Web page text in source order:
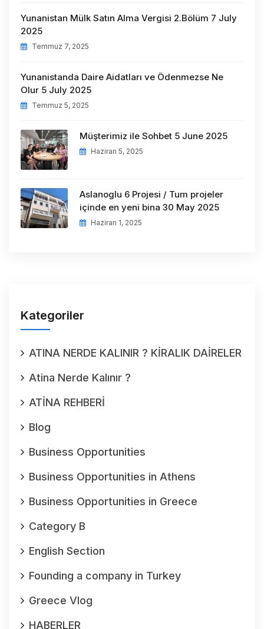
Yunanistan Mülk Satın Alma Vergisi 2.Bölüm 7 July
2025
Temmuz 7, 2025
Yunanistanda Daire Aidatları ve Ödenmezse Ne
Olur 5 July 2025
Temmuz 5, 2025
Müşterimiz ile Sohbet 5 June 2025
Haziran 5, 2025
Aslanoglu 6 Projesi / Tum projeler
içinde en yeni bina 30 May 2025
Haziran 1, 2025
Kategoriler
ATINA NERDE KALINIR ? KİRALIK DAİRELER
Atina Nerde Kalınır ?
ATİNA REHBERİ
Blog
Business Opportunities
Business Opportunities in Athens
Business Opportunities in Greece
Category B
English Section
Founding a company in Turkey
Greece Vlog
HABERLER